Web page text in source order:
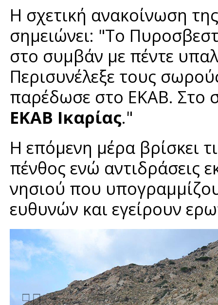
Η σχετική ανακοίνωση
σημειώνει: "Το
στο συμβάν με πέντε
Περισυνέλεξε τους
παρέδωσε στο ΕΚΑΒ. Στο
ΕΚΑΒ Ικαρίας."
Η επόμενη μέρα βρίσκει
πένθος ενώ αντιδράσεις
νησιού που
ευθυνών και εγείρουν